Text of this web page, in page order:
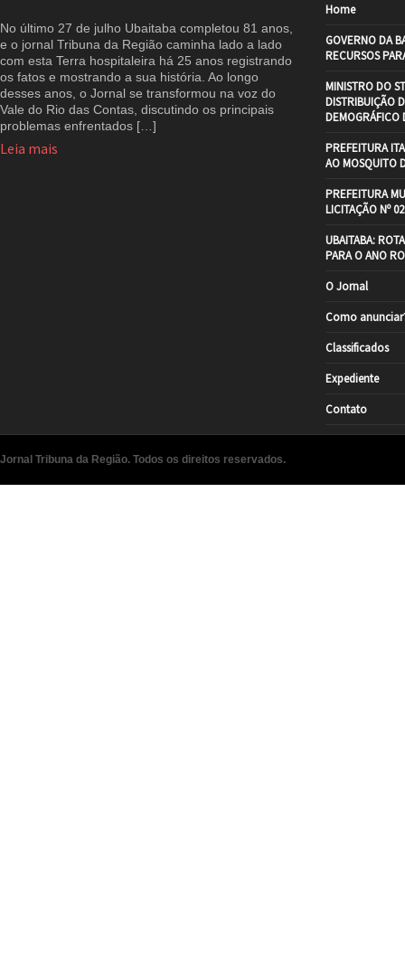
No último 27 de julho Ubaitaba completou 81 anos,
e o jornal Tribuna da Região caminha lado a lado
com esta Terra hospitaleira há 25 anos registrando
os fatos e mostrando a sua história. Ao longo
desses anos, o Jornal se transformou na voz do
Vale do Rio das Contas, discutindo os principais
problemas enfrentados […]
Leia mais
Home
GOVERNO DA
RECURSOS
MINISTRO DO
DISTRIBUIÇÃO
DEMOGRÁFICO
PREFEITURA
AO MOSQUITO
PREFEITURA
LICITAÇÃO Nº
UBAITABA:
PARA O ANO
O Jornal
Como
Classificados
Expediente
Contato
Jornal Tribuna da Região. Todos os direitos reservados.